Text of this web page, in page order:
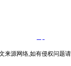
来源网络,如有侵权问题